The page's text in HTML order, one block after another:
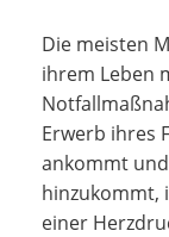
Die meisten
ihrem Leben
Erwerb ihres
ankommt
hinzukommt,
einer